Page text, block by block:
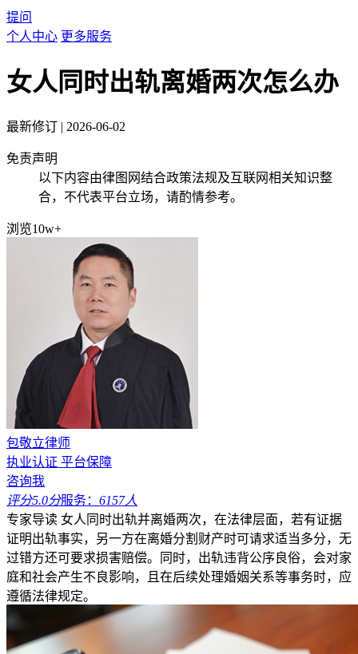
提问
个人中心 更多服务
女人同时出轨离婚两次怎么办
最新修订 | 2026-06-02
免责声明
以下内容由律图网结合政策法规及互联网相关知识整
合，不代表平台立场，请酌情参考。
浏览10w+
包敬立律师
执业认证 平台保障
咨询我
评分5.0分服务： 6157人
专家导读 女人同时出轨并离婚两次，在法律层面，若有证据
证明出轨事实，另一方在离婚分割财产时可请求适当多分，无
过错方还可要求损害赔偿。同时，出轨违背公序良俗，会对家
庭和社会产生不良影响，且在后续处理婚姻关系等事务时，应
遵循法律规定。